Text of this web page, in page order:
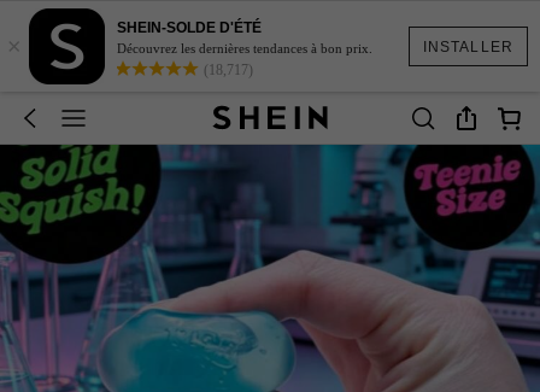
INSTALLER
×
SHEIN-SOLDE D'ÉTÉ
Découvrez les dernières tendances à bon prix.
(18,717)